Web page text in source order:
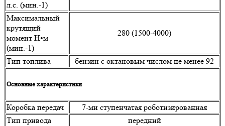
л.с. (мин.-1)
Максимальный
крутящий
момент Н•м
(мин.-1)
280 (1500-4000)
Тип топлива бензин с октановым числом не менее 92
Основные характеристики
Коробка передач
7-ми ступенчатая роботизированная
Тип привода
передний